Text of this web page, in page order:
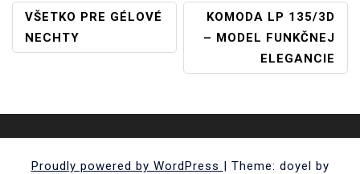
Navigace
Pro
VŠETKO PRE GÉLOVÉ
NECHTY
KOMODA LP 135/3D
– MODEL FUNKČNEJ
ELEGANCIE
Proudly powered by WordPress Theme: doyel by